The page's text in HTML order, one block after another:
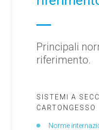
Principali
riferimento.
SISTEMI A
CARTONGESSO
Norme